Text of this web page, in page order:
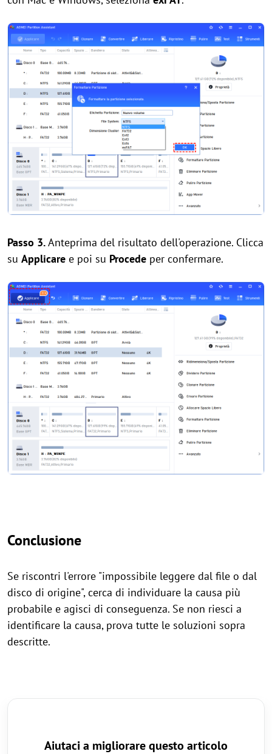
Passo 3.Anteprima del risultato dell'operazione. Clicca
su Applicare e poi su Procede per confermare.
Conclusione
Se riscontri l'errore "impossibile leggere dal file o dal
disco di origine", cerca di individuare la causa più
probabile e agisci di conseguenza. Se non riesci a
identificare la causa, prova tutte le soluzioni sopra
descritte.
Aiutaci a migliorare questo articolo